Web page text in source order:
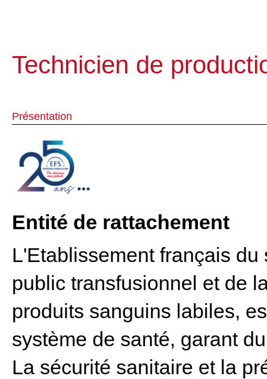
Technicien de
Présentation
Entité de rattachement
L'Etablissement français
public transfusionnel et de
produits sanguins labiles,
système de santé, garant
La sécurité sanitaire et la